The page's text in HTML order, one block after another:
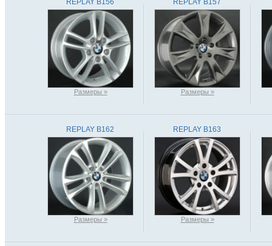
REPLAY B156
Размеры »
REPLAY B157
Размеры »
REPLAY B162
Размеры »
REPLAY B163
Размеры »